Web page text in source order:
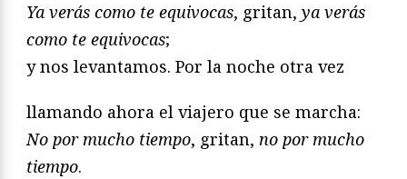
Ya verás como te equivocas, gritan, ya verás
como te equivocas;
y nos levantamos. Por la noche otra vez
llamando ahora el viajero que se marcha:
No por mucho tiempo, gritan, no por mucho
tiempo.